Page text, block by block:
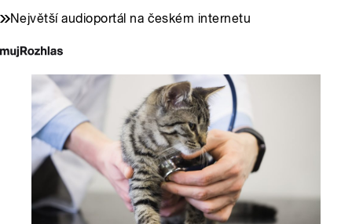
Největší audioportál na českém internetu